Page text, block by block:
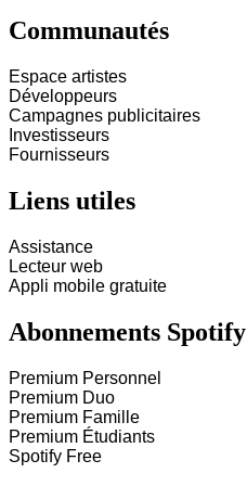
Communautés
Espace artistes
Développeurs
Campagnes publicitaires
Investisseurs
Fournisseurs
Liens utiles
Assistance
Lecteur web
Appli mobile gratuite
Abonnements Spotify
Premium Personnel
Premium Duo
Premium Famille
Premium Étudiants
Spotify Free